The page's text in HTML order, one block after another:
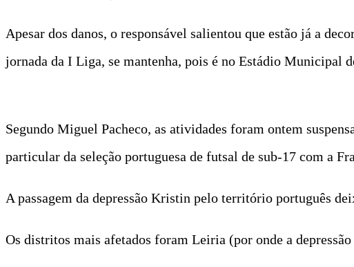
Apesar dos danos, o responsável salientou que estão já a
jornada da I Liga, se mantenha, pois é no Estádio Municipal
Segundo Miguel Pacheco, as atividades foram ontem
particular da seleção portuguesa de futsal de sub-17 com a
A passagem da depressão Kristin pelo território português
Os distritos mais afetados foram Leiria (por onde a